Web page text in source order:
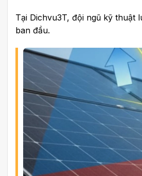
Tại Dichvu3T, đội ngũ kỹ thuật
ban đầu.